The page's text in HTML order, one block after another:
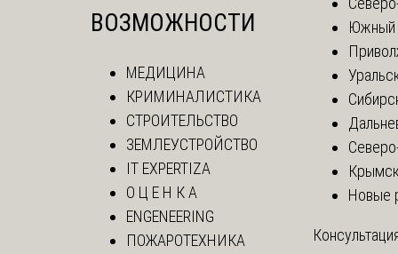
ВОЗМОЖНОСТИ
МЕДИЦИНА
КРИМИНАЛИСТИКА
СТРОИТЕЛЬСТВО
ЗЕМЛЕУСТРОЙСТВО
IT EXPERTIZA
О Ц Е Н К А
ENGENEERING
ПОЖАРОТЕХНИКА
Южный
Новые